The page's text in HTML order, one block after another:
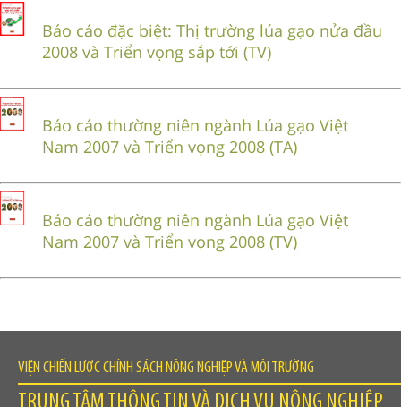
Báo cáo đặc biệt: Thị trường lúa gạo nửa đầu
2008 và Triển vọng sắp tới (TV)
Báo cáo thường niên ngành Lúa gạo Việt
Nam 2007 và Triển vọng 2008 (TA)
Báo cáo thường niên ngành Lúa gạo Việt
Nam 2007 và Triển vọng 2008 (TV)
VIỆN CHIẾN LƯỢC CHÍNH SÁCH NÔNG NGHIỆP VÀ MÔI TRƯỜNG